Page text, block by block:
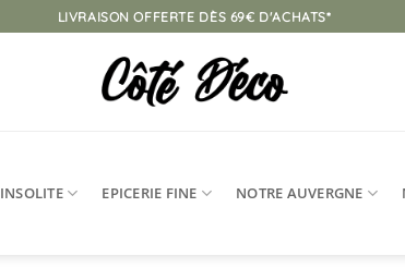
LIVRAISON OFFERTE DÈS 69€ D'ACHATS*
INSOLITE EPICERIE FINE NOTRE AUVERGNE